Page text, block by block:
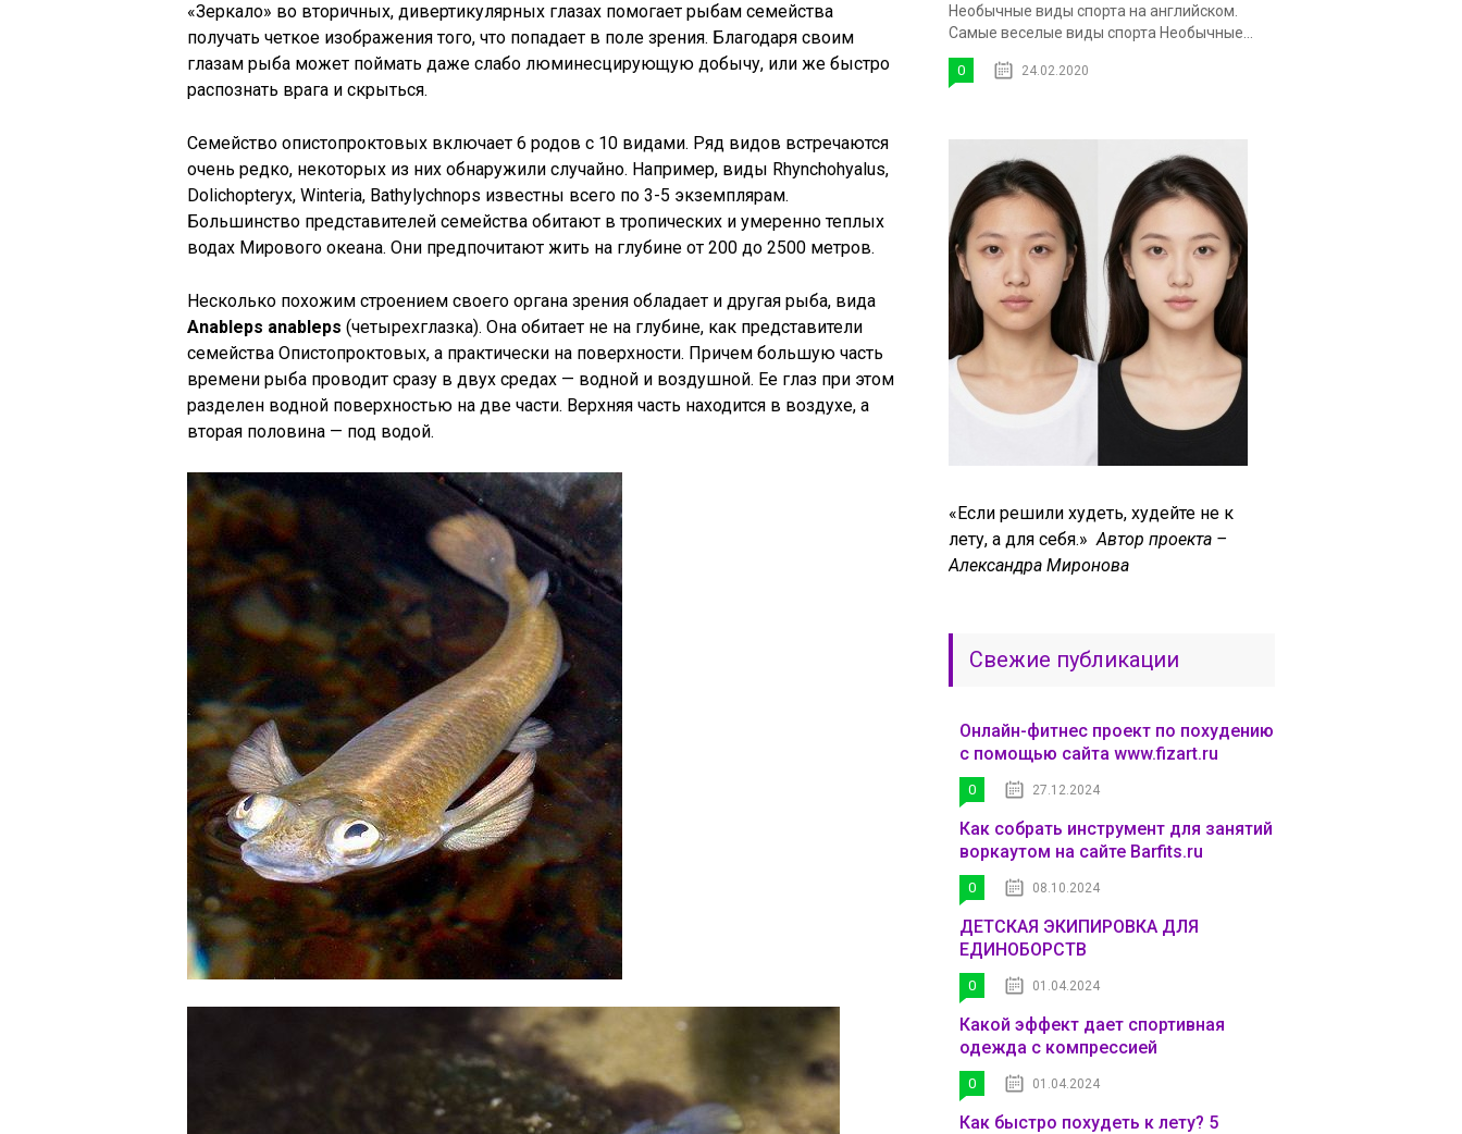
«Зеркало» во вторичных, дивертикулярных глазах помогает рыбам семейства
получать четкое изображения того, что попадает в поле зрения. Благодаря своим
глазам рыба может поймать даже слабо люминесцирующую добычу, или же быстро
распознать врага и скрыться.
Семейство опистопроктовых включает 6 родов с 10 видами. Ряд видов встречаются
очень редко, некоторых из них обнаружили случайно. Например, виды Rhynchohyalus,
Dolichopteryx, Winteria, Bathylychnops известны всего по 3-5 экземплярам.
Большинство представителей семейства обитают в тропических и умеренно теплых
водах Мирового океана. Они предпочитают жить на глубине от 200 до 2500 метров.
Несколько похожим строением своего органа зрения обладает и другая рыба, вида
Anableps anableps (четырехглазка). Она обитает не на глубине, как представители
семейства Опистопроктовых, а практически на поверхности. Причем большую часть
времени рыба проводит сразу в двух средах — водной и воздушной. Ее глаз при этом
разделен водной поверхностью на две части. Верхняя часть находится в воздухе, а
вторая половина — под водой.
Необычные виды спорта на английском.
Самые веселые виды спорта Необычные...
0 24.02.2020
«Если решили худеть, худейте не к
лету, а для себя.»Автор проекта –
Александра Миронова
Свежие публикации
Онлайн-фитнес проект по похудению
с помощью сайта www.fizart.ru
0 27.12.2024
Как собрать инструмент для занятий
воркаутом на сайте Barfits.ru
0 08.10.2024
ДЕТСКАЯ ЭКИПИРОВКА ДЛЯ
ЕДИНОБОРСТВ
0 01.04.2024
Какой эффект дает спортивная
одежда с компрессией
0 01.04.2024
Как быстро похудеть к лету? 5